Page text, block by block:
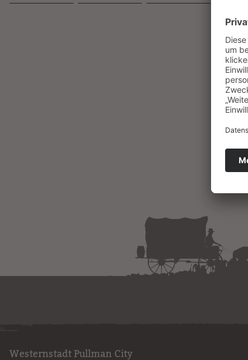
Westernstadt Pullman City